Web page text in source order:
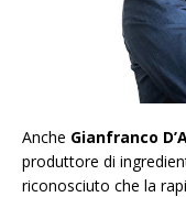
Anche Gianfranco
produttore di
riconosciuto che la